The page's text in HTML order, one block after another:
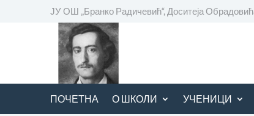
ЈУ ОШ „Бранко Радичевић“, Доситеја
ПОЧЕТНА О ШКОЛИ УЧЕНИЦИ